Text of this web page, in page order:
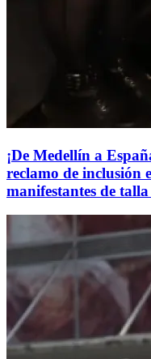
¡De Medellín a
reclamo de inclusión
manifestantes de